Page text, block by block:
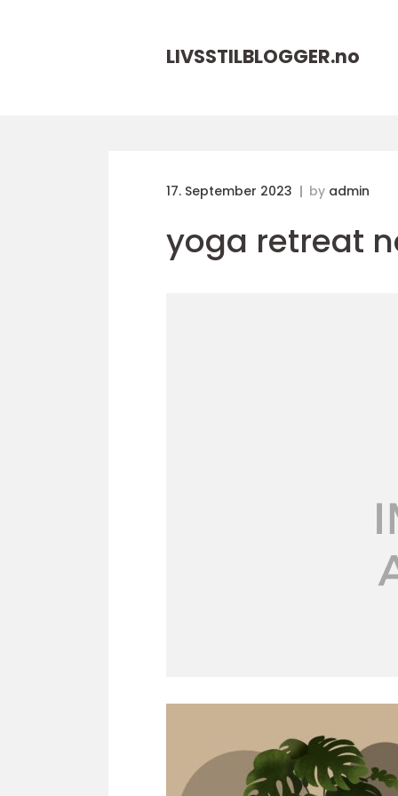
LIVSSTILBLOGGER.no
17. September 2023 by admin
yoga retreat